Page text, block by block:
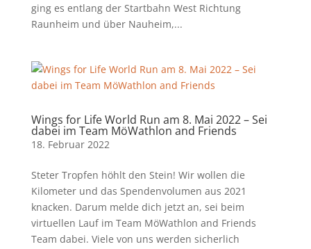
ging es entlang der Startbahn West Richtung
Raunheim und über Nauheim,...
Wings for Life World Run am 8. Mai 2022 – Sei
dabei im Team MöWathlon and Friends
18. Februar 2022
Steter Tropfen höhlt den Stein! Wir wollen die
Kilometer und das Spendenvolumen aus 2021
knacken. Darum melde dich jetzt an, sei beim
virtuellen Lauf im Team MöWathlon and Friends
Team dabei. Viele von uns werden sicherlich